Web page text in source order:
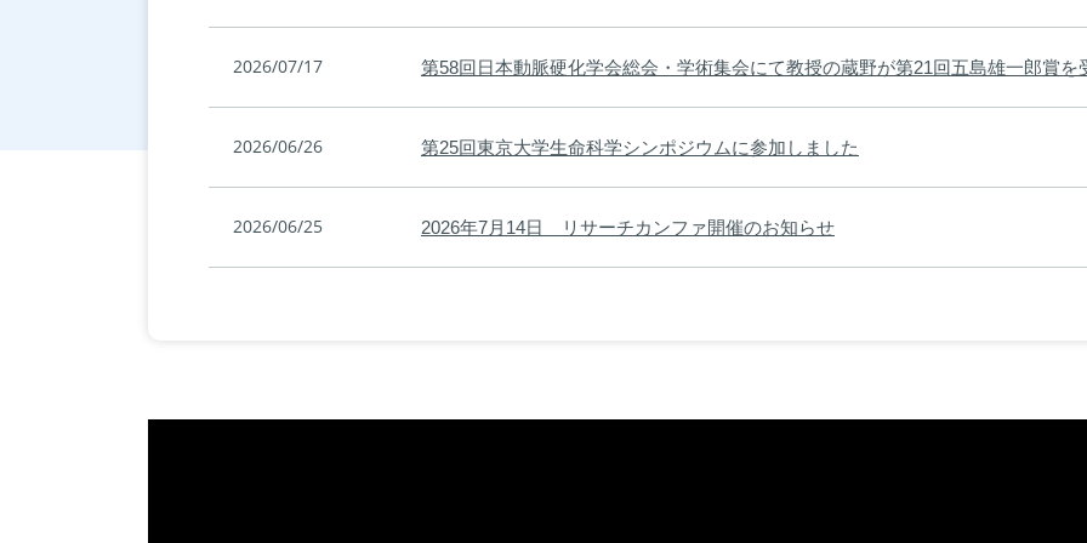
2026/07/17 第58回日本動脈硬化学会総会・学術集会にて教授の蔵野が第21回五島雄一郎賞を
2026/06/26 第25回東京大学生命科学シンポジウムに参加しました
2026/06/25 2026年7月14日 リサーチカンファ開催のお知らせ